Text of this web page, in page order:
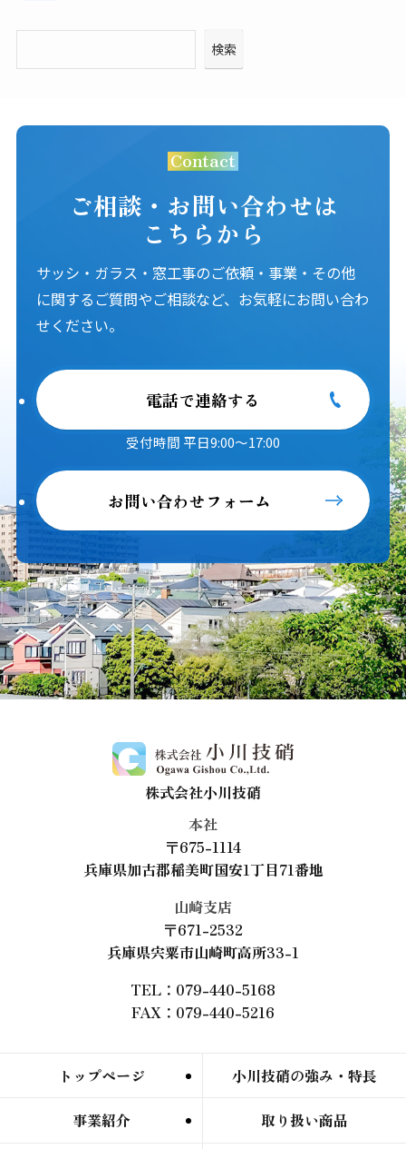
検索
Contact
ご相談・お問い合わせは
こちらから
サッシ・ガラス・窓工事のご依頼・事業・その他
に関するご質問やご相談など、お気軽にお問い合わ
せください。
電話で連絡する
受付時間 平日9:00～17:00
お問い合わせフォーム
株式会社小川技硝
本社
〒675-1114
兵庫県加古郡稲美町国安1丁目71番地
山崎支店
〒671-2532
兵庫県宍粟市山崎町高所33-1
TEL：079-440-5168
FAX：079-440-5216
トップページ 小川技硝の強み・特長
事業紹介 取り扱い商品